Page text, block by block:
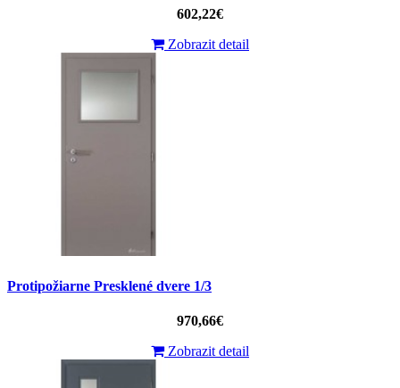
602,22€
Zobrazit detail
Protipožiarne Presklené dvere 1/3
970,66€
Zobrazit detail